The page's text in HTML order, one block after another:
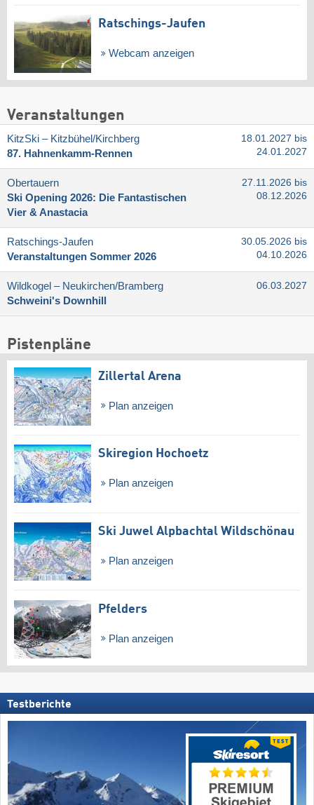
Ratschings-Jaufen
Webcam anzeigen
Veranstaltungen
KitzSki – Kitzbühel/​Kirchberg
87. Hahnenkamm-Rennen
18.01.2027 bis
24.01.2027
Obertauern
Ski Opening 2026: Die Fantastischen
Vier & Anastacia
27.11.2026 bis
08.12.2026
Ratschings-Jaufen
Veranstaltungen Sommer 2026
30.05.2026 bis
04.10.2026
Wildkogel – Neukirchen/​Bramberg
Schweini's Downhill
06.03.2027
Pistenpläne
Zillertal Arena
Plan anzeigen
Skiregion Hochoetz
Plan anzeigen
Ski Juwel Alpbachtal Wildschönau
Plan anzeigen
Pfelders
Plan anzeigen
Testberichte